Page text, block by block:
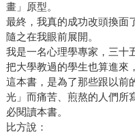
畫」原型。
最終，我真的成功改頭換面
隨之在我眼前展開。
我是一名心理學專家，三十
把大學教過的學生也算進來
這本書，是為了那些跟以前
光」而痛苦、煎熬的人們所
必閱讀本書。
比方說：